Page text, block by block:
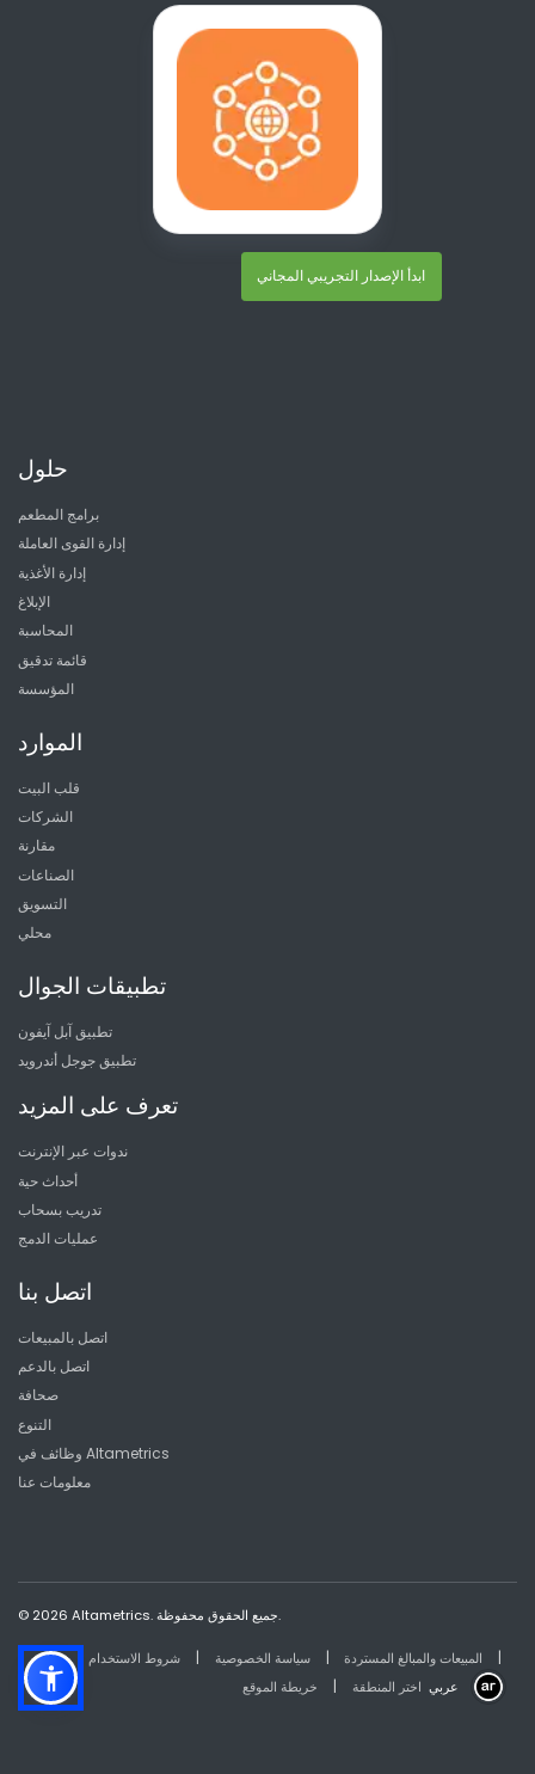
ابدأ الإصدار التجريبي المجاني
حلول
برامج المطعم
إدارة القوى العاملة
إدارة الأغذية
الإبلاغ
المحاسبة
قائمة تدقيق
المؤسسة
الموارد
قلب البيت
الشركات
مقارنة
الصناعات
التسويق
محلي
تطبيقات الجوال
تطبيق آبل آيفون
تطبيق جوجل أندرويد
تعرف على المزيد
ندوات عبر الإنترنت
أحداث حية
تدريب بسحاب
عمليات الدمج
اتصل بنا
اتصل بالمبيعات
اتصل بالدعم
صحافة
التنوع
وظائف في Altametrics
معلومات عنا
© 2026 Altametrics. جميع الحقوق محفوظة.
شروط الاستخدام | سياسة الخصوصية | المبيعات والمبالغ المستردة |
خريطة الموقع | اختر المنطقة عربي